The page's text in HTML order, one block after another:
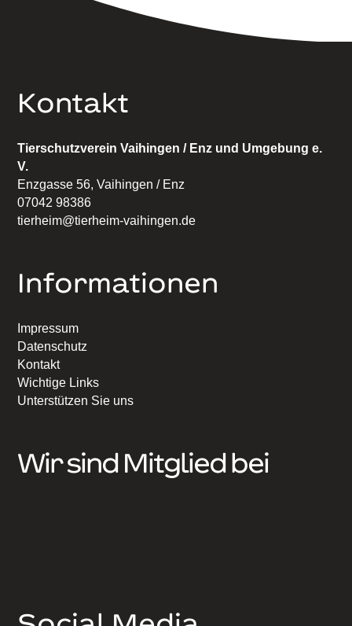
Kontakt
Tierschutzverein Vaihingen / Enz und Umgebung e.
V.
Enzgasse 56, Vaihingen / Enz
07042 98386
tierheim@tierheim-vaihingen.de
Informationen
Impressum
Datenschutz
Kontakt
Wichtige Links
Unterstützen Sie uns
Wir sind Mitglied bei